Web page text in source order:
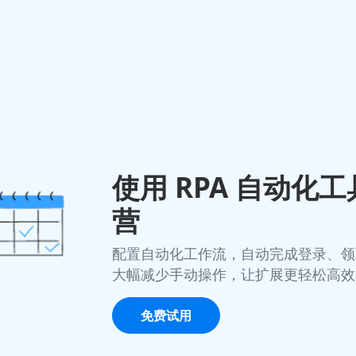
使用 RPA 自动化
营
配置自动化工作流，自动完成登录、
大幅减少手动操作，让扩展更轻松高效
免费试用